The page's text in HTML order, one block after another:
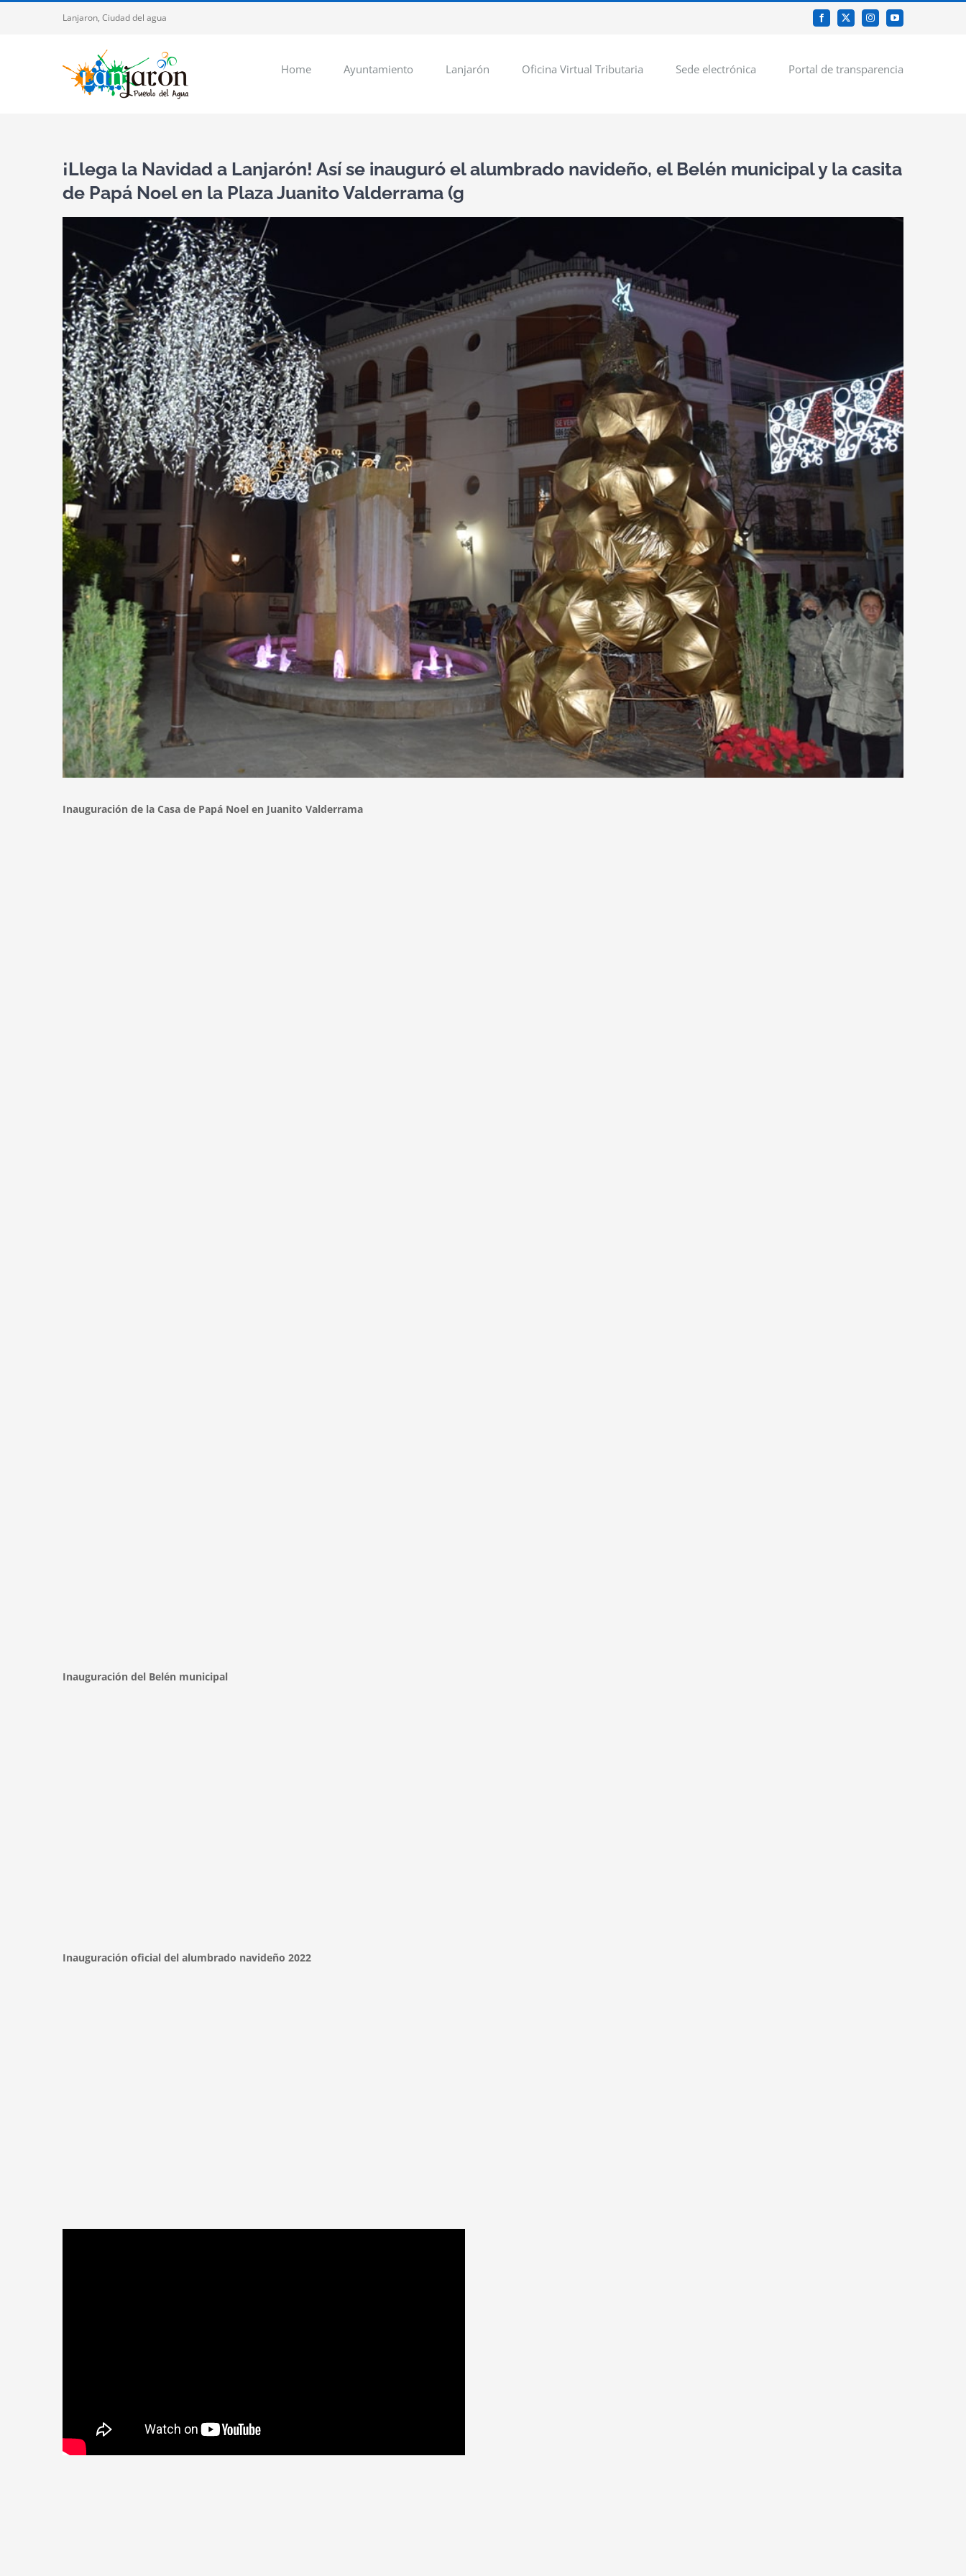
Lanjaron, Ciudad del agua Facebook
X InstagramYouTube
Home Ayuntamiento Lanjarón Oficina Virtual Tributaria Sede electrónica Portal de transparencia
¡Llega la Navidad a Lanjarón! Así se inauguró el alumbrado navideño, el Belén municipal y la casita
de Papá Noel en la Plaza Juanito Valderrama (g
más
grande
Inauguración de la Casa de Papá Noel en Juanito Valderrama
Inauguración del Belén municipal
Inauguración oficial del alumbrado navideño 2022